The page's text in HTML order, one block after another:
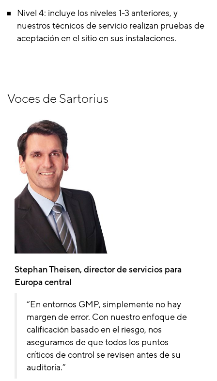
Nivel 4: incluye los niveles 1-3 anteriores, y
nuestros técnicos de servicio realizan pruebas de
aceptación en el sitio en sus instalaciones.
Voces de Sartorius
Stephan Theisen, director de servicios para
Europa central
En entornos GMP, simplemente no hay
margen de error. Con nuestro enfoque de
calificación basado en el riesgo, nos
aseguramos de que todos los puntos
críticos de control se revisen antes de su
auditoría.